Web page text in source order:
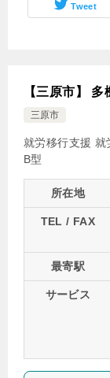
Tweet
【三原市】
三原市
就労移行支援
B型
所在地
TEL / FAX
最寄駅
サービス